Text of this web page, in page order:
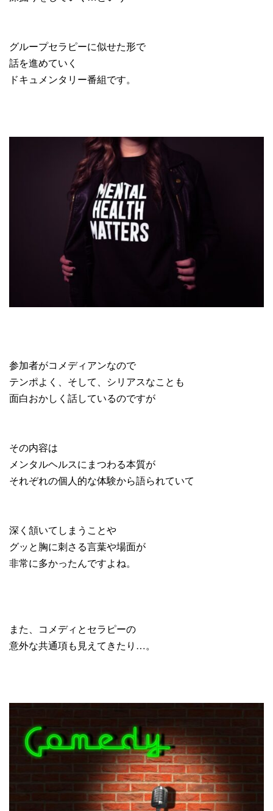
グループセラピーに似せた形で
話を進めていく
ドキュメンタリー番組です。
参加者がコメディアンなので
テンポよく、そして、シリアスなことも
面白おかしく話しているのですが
その内容は
メンタルヘルスにまつわる本質が
それぞれの個人的な体験から語られていて
深く頷いてしまうことや
グッと胸に刺さる言葉や場面が
非常に多かったんですよね。
また、コメディとセラピーの
意外な共通項も見えてきたり…。